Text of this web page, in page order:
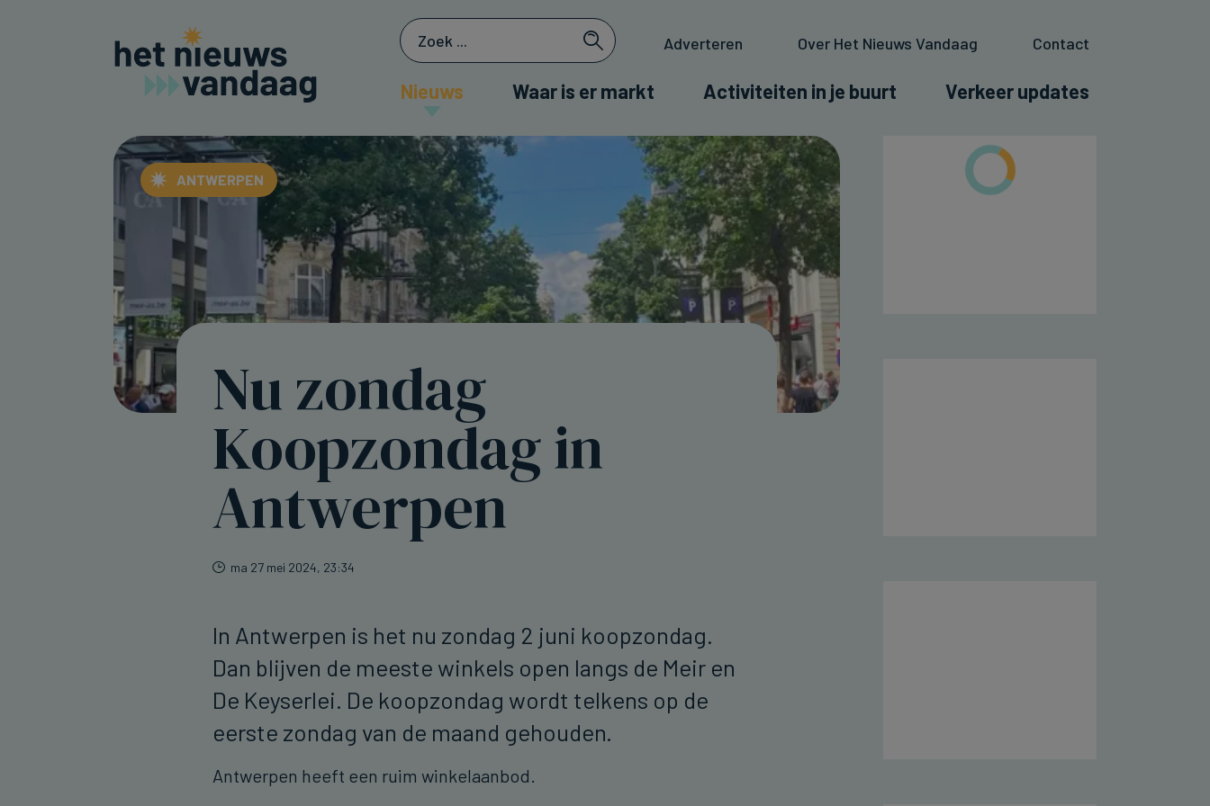
Adverteren Over Het Nieuws Vandaag Contact
Nieuws Waar is er markt Activiteiten in je buurt Verkeer updates
ANTWERPEN
Nu zondag
Koopzondag in
Antwerpen
ma 27 mei 2024, 23:34
In Antwerpen is het nu zondag 2 juni koopzondag.
Dan blijven de meeste winkels open langs de Meir en
De Keyserlei. De koopzondag wordt telkens op de
eerste zondag van de maand gehouden.
Antwerpen heeft een ruim winkelaanbod.